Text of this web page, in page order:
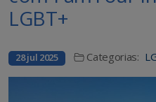
LGBT+
28 jul 2025 Categorias: